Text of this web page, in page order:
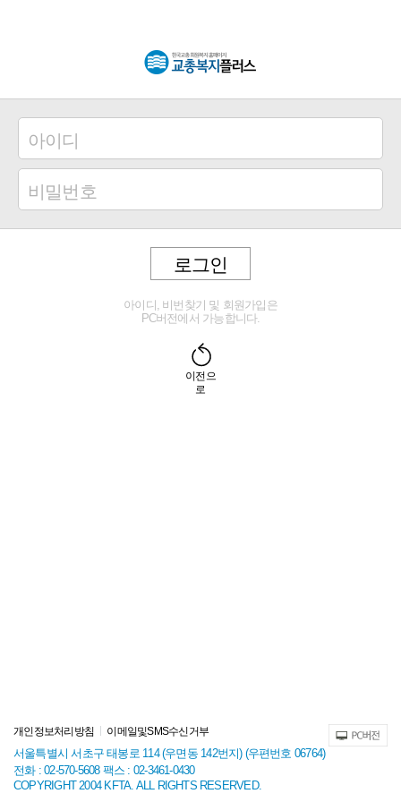
로그인
아이디, 비번찾기 및 회원가입은
PC버전에서 가능합니다.
이전으
로
개인정보처리방침 이메일및SMS수신거부
서울특별시 서초구 태봉로 114 (우면동 142번지) (우편번호 06764)
전화 : 02-570-5608 팩스 : 02-3461-0430
COPYRIGHT 2004 KFTA. ALL RIGHTS RESERVED.